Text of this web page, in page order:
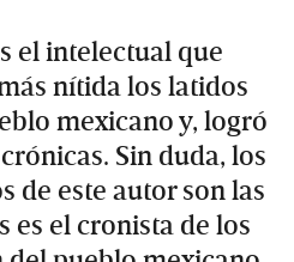
el intelectual que
nítida los latidos
mexicano y, logró
Sin duda, los
de este autor son las
es el cronista de los